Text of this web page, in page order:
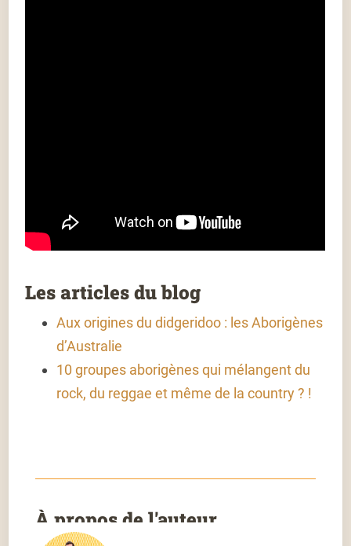
Les articles du blog
Aux origines du didgeridoo : les Aborigènes
d’Australie
10 groupes aborigènes qui mélangent du
rock, du reggae et même de la country ? !
À propos de l'auteur